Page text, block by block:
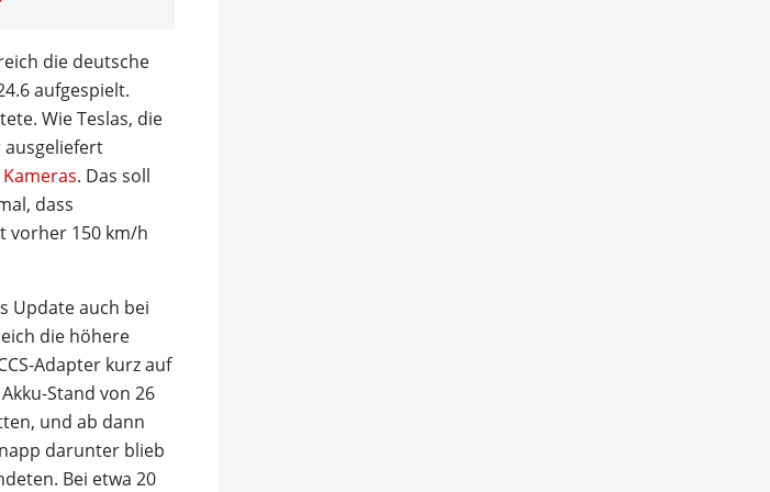
die deutsche
aufgespielt.
Wie Teslas, die
ausgeliefert
. Das soll
dass
vorher 150 km/h
Update auch bei
die höhere
Adapter kurz auf
Stand von 26
und ab dann
darunter blieb
Bei etwa 20